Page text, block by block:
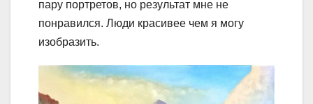
пару портретов, но результат мне не
понравился. Люди красивее чем я могу
изобразить.